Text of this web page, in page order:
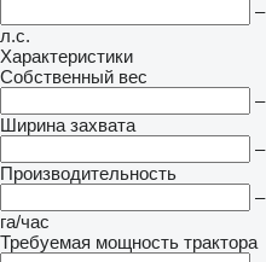
–
л.с.
Характеристики
Собственный вес
–
Ширина захвата
–
Производительность
–
га/час
Требуемая мощность трактора